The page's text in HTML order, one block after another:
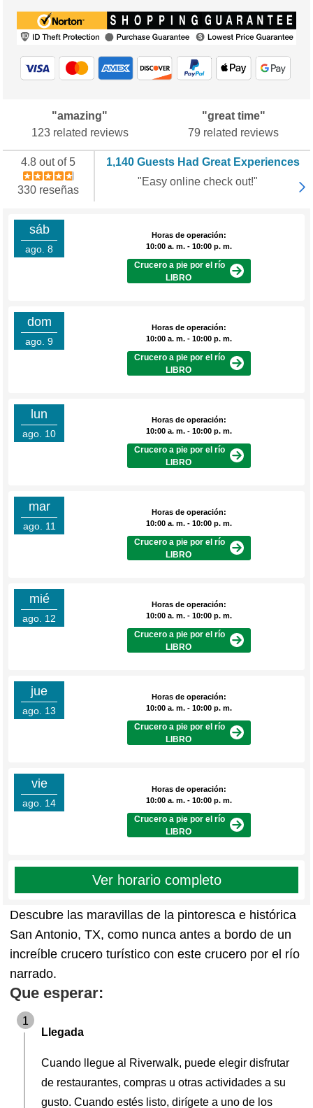
"amazing"
123 related reviews
"great time"
79 related reviews
4.8 out of 5
330 reseñas
1,140 Guests Had Great Experiences
"Easy online check out!"
sáb
ago. 8
Horas de operación:
10:00 a. m. - 10:00 p. m.
Crucero a pie por el río
LIBRO
dom
ago. 9
Horas de operación:
10:00 a. m. - 10:00 p. m.
Crucero a pie por el río
LIBRO
lun
ago. 10
Horas de operación:
10:00 a. m. - 10:00 p. m.
Crucero a pie por el río
LIBRO
mar
ago. 11
Horas de operación:
10:00 a. m. - 10:00 p. m.
Crucero a pie por el río
LIBRO
mié
ago. 12
Horas de operación:
10:00 a. m. - 10:00 p. m.
Crucero a pie por el río
LIBRO
jue
ago. 13
Horas de operación:
10:00 a. m. - 10:00 p. m.
Crucero a pie por el río
LIBRO
vie
ago. 14
Horas de operación:
10:00 a. m. - 10:00 p. m.
Crucero a pie por el río
LIBRO
Ver horario completo
Descubre las maravillas de la pintoresca e histórica
San Antonio, TX, como nunca antes a bordo de un
increíble crucero turístico con este crucero por el río
narrado.
Que esperar:
1
Llegada
Cuando llegue al Riverwalk, puede elegir disfrutar
de restaurantes, compras u otras actividades a su
gusto. Cuando estés listo, dirígete a uno de los